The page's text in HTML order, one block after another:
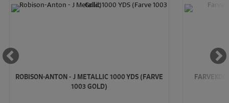
ROBISON-ANTON - J METALLIC 1000 YDS (FARVE
1003 GOLD)